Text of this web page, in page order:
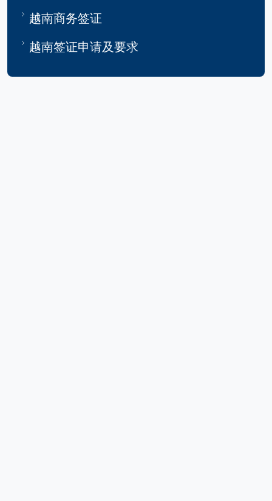
越南商务签证
越南签证申请及要求